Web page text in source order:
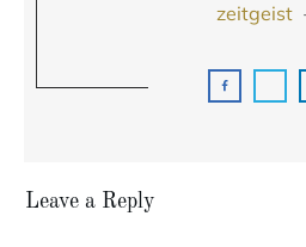
zeitgeist
Leave a Reply